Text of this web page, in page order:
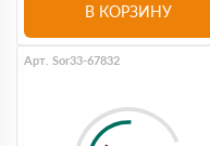
В КОРЗИНУ
Арт. Sor33-67832